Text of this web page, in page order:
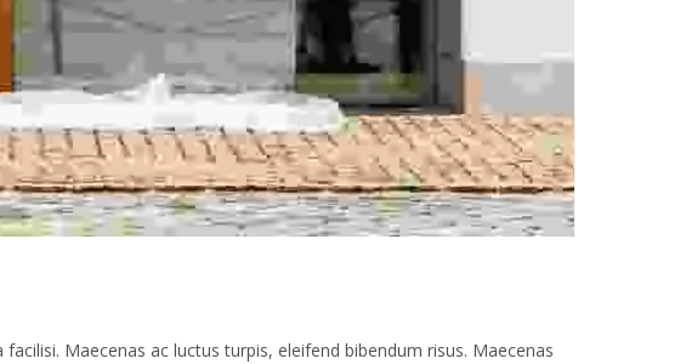
Maecenas ac luctus turpis, eleifend bibendum risus. Maecenas